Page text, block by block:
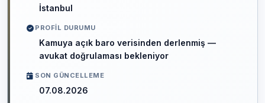
İstanbul
PROFIL DURUMU
Kamuya açık baro verisinden derlenmiş —
avukat doğrulaması bekleniyor
SON GÜNCELLEME
07.08.2026